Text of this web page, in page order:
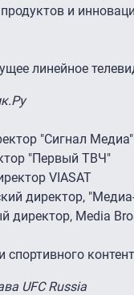
и
линейное
"Сигнал Медиа"
"Первый ТВЧ"
VIASAT
директор,
директор, Media
спортивного
UFC Russia